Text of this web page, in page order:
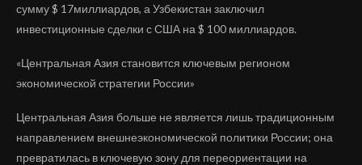
сумму $ 17миллиардов, а Узбекистан заключил
инвестиционные сделки с США на $ 100 миллиардов.
«Центральная Азия становится ключевым регионом
экономической стратегии России»
Центральная Азия больше не является лишь традиционным
направлением внешнеэкономической политики России; она
превратилась в ключевую зону для переориентации на